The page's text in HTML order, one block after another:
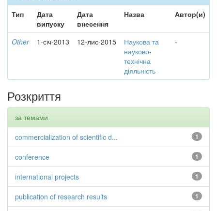
Тип
Дата
випуску
Дата
внесення
Назва Автор(и)
Other 1-січ-2013 12-лис-2015
Наукова та
науково-
технічна
діяльність
-
Розкриття
за темами
1
commercialization of scientific d...
1
conference
1
international projects
1
publication of research results